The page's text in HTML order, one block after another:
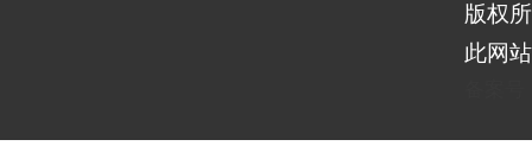
版权
此网